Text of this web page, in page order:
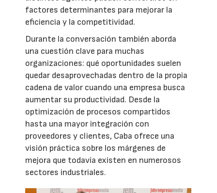
factores determinantes para mejorar la
eficiencia y la competitividad.
Durante la conversación también aborda
una cuestión clave para muchas
organizaciones: qué oportunidades suelen
quedar desaprovechadas dentro de la propia
cadena de valor cuando una empresa busca
aumentar su productividad. Desde la
optimización de procesos compartidos
hasta una mayor integración con
proveedores y clientes, Caba ofrece una
visión práctica sobre los márgenes de
mejora que todavía existen en numerosos
sectores industriales.